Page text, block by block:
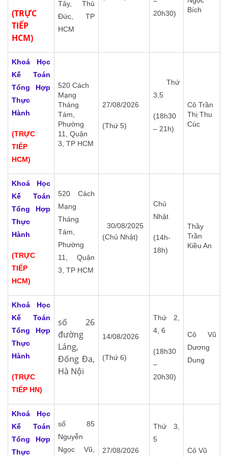
(TRỰC
TIẾP
HCM)
Tây, Thủ
Đức, TP
HCM
20h30)
Bích
Khoá Học
Kế Toán
Tổng Hợp
Thực
Hành
(TRỰC
TIẾP
HCM)
520 Cách
Mạng
Tháng
Tám,
Phường
11, Quận
3, TP HCM
27/08/2026
(Thứ 5)
Thứ
3,5
(18h30
– 21h)
Cô Trần
Thị Thu
Cúc
Khoá Học
Kế Toán
Tổng Hợp
Thực
Hành
(TRỰC
TIẾP
HCM)
520 Cách
Mạng
Tháng
Tám,
Phường
11, Quận
3, TP HCM
30/08/2025
(Chủ Nhật)
Chủ
Nhật
(14h-
18h)
Thầy
Trần
Kiều An
Khoá Học
Kế Toán
Tổng Hợp
Thực
Hành
(TRỰC
TIẾP HN)
số 26
đường
Láng,
Đống Đa,
Hà Nội
14/08/2026
(Thứ 6)
Thứ 2,
4, 6
(18h30
–
20h30)
Cô Vũ
Dương
Dung
Khoá Học
Kế Toán
Tổng Hợp
Thực
số 85
Nguyễn
Ngọc Vũ,
27/08/2026
Thứ 3,
5
Cô Vũ